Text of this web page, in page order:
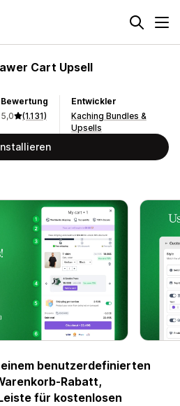
Cart Upsell
Bewertung
5,0
(1.131)
Entwickler
Kaching Bundles &
Upsells
benutzerdefinierten
Rabatt,
für kostenlosen